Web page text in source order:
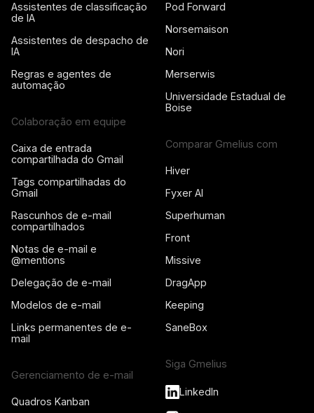
Assistentes de classificação
de IA
Assistentes de despacho de
IA
Regras e agentes de
automação
Colaboração em equipe
Caixa de entrada
compartilhada do Gmail
Tags compartilhadas do
Gmail
Rascunhos de e-mail
compartilhados
Notas de e-mail e
@mentions
Delegação de e-mail
Modelos de e-mail
Links permanentes de e-
mail
Gerenciamento de e-mail
Quadros Kanban
Pod Forward
Norsemaison
Nori
Merserwis
Universidade Estadual de
Boise
Comparar Gmelius com
Hiver
Fyxer AI
Superhuman
Front
Missive
DragApp
Keeping
SaneBox
Siga Gmelius
LinkedIn